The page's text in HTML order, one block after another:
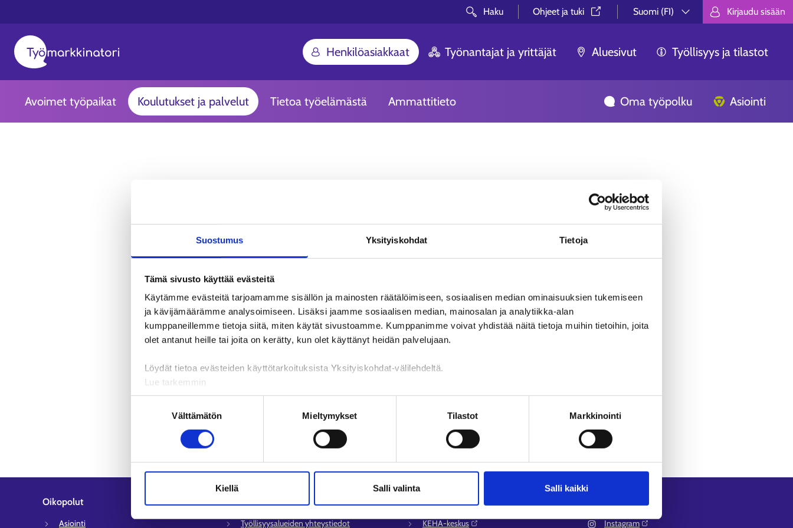
Suostumus Yksityiskohdat Tietoja
Tämä sivusto käyttää evästeitä
Käytämme evästeitä tarjoamamme sisällön ja mainosten räätälöimiseen, sosiaalisen median ominaisuuksien tukemiseen
ja kävijämäärämme analysoimiseen. Lisäksi jaamme sosiaalisen median, mainosalan ja analytiikka-alan
kumppaneillemme tietoja siitä, miten käytät sivustoamme. Kumppanimme voivat yhdistää näitä tietoja muihin tietoihin, joita
olet antanut heille tai joita on kerätty, kun olet käyttänyt heidän palvelujaan.
Löydät tietoa evästeiden käyttötarkoituksista Yksityiskohdat-välilehdeltä.
Lue tarkemmin
Evästeet
Tietosuoja ja henkilötietojen käsittely
Välttämätön Mieltymykset Tilastot Markkinointi
Kiellä Salli valinta Salli kaikki
Haku Ohjeet ja tuki⁠
Suomi (FI)
Valitse kieli. Välj språk. Choose
Kirjaudu sisään
Henkilöasiakkaat Työnantajat ja yrittäjät Aluesivut Työllisyys ja tilastot
Avoimet työpaikat Koulutukset ja palvelut Tietoa työelämästä Ammattitieto Oma työpolku Asiointi
Voi ei! Etsimääsi sivua ei löytynyt.
Olemme pahoillamme. Sivua, johon yritit päästä, ei syystä tai toisesta
Toivottavasti löydät etsimäsi Avoimet työvoimakoulutukset -sivulta
Oikopolut
Asiointi
Asiakaspalvelu
Työllisyysalueiden yhteystiedot
Muualla verkossa
KEHA-keskus⁠ Instagram⁠